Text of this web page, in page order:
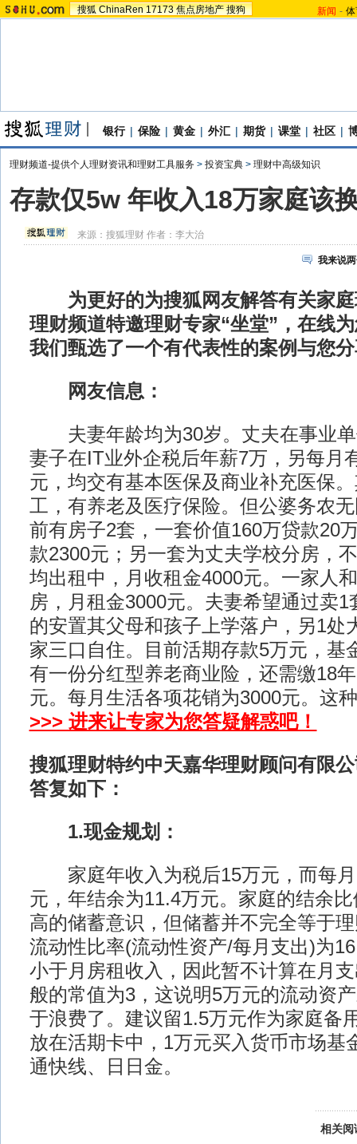
搜狐 ChinaRen 17173 焦点房地产 搜狗 新闻 -
银行 | 保险 | 黄金 | 外汇 | 期货 | 课堂 | 社区 |
理财频道-提供个人理财资讯和理财工具服务 > 投资宝典 > 理财中高级知识
存款仅5w 年收入18万家庭该
来源： 搜狐理财作者：李大治
我来说
为更好的为搜狐网友解答有关家
理财频道特邀理财专家“坐堂”，在线
我们甄选了一个有代表性的案例与您
网友信息：
夫妻年龄均为30岁。丈夫在事业单
妻子在IT业外企税后年薪7万，另每月
元，均交有基本医保及商业补充医保
工，有养老及医疗保险。但公婆务农
前有房子2套，一套价值160万贷款20
款2300元；另一套为丈夫学校分房，
均出租中，月收租金4000元。一家人
房，月租金3000元。夫妻希望通过卖
的安置其父母和孩子上学落户，另1处
家三口自住。目前活期存款5万元，基
有一份分红型养老商业险，还需缴18
元。每月生活各项花销为3000元。这
>>> 进来让专家为您答疑解惑吧！
搜狐理财特约中天嘉华理财顾问有限
答复如下：
1.现金规划：
家庭年收入为税后15万元，而每月
元，年结余为11.4万元。家庭的结余
高的储蓄意识，但储蓄并不完全等于
流动性比率(流动性资产/每月支出)为
小于月房租收入，因此暂不计算在月
般的常值为3，这说明5万元的流动资
于浪费了。建议留1.5万元作为家庭备
放在活期卡中，1万元买入货币市场基
通快线、日日金。
相关阅